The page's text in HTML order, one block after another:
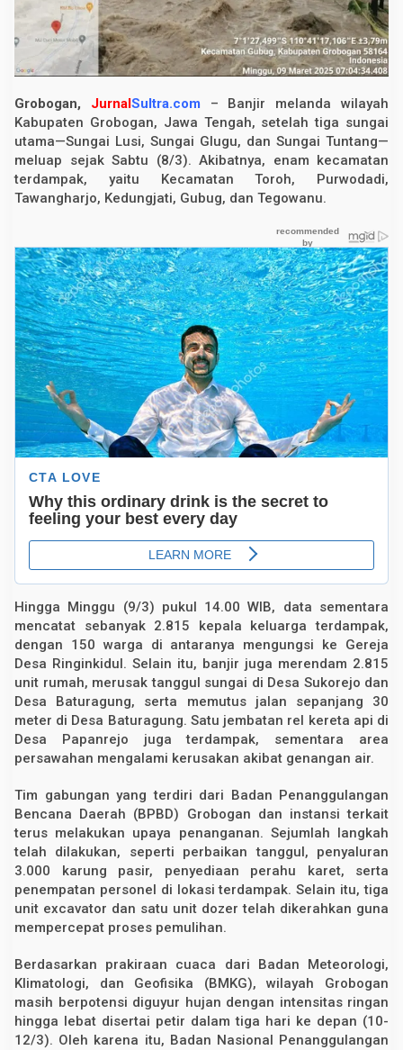
u
a
n
R
u
m
h
T
r
e
a
n
R
a
t
u
s
a
n
W
a
r
g
a
M
e
n
n
g
s
i
Grobogan, Jurnal Sultra.com – Banjir melanda wilayah
Kabupaten Grobogan, Jawa Tengah, setelah tiga sungai
utama—Sungai Lusi, Sungai Glugu, dan Sungai Tuntang—
meluap sejak Sabtu (8/3). Akibatnya, enam kecamatan
terdampak, yaitu Kecamatan Toroh, Purwodadi,
Tawangharjo, Kedungjati, Gubug, dan Tegowanu.
Hingga Minggu (9/3) pukul 14.00 WIB, data sementara
mencatat sebanyak 2.815 kepala keluarga terdampak,
dengan 150 warga di antaranya mengungsi ke Gereja
Desa Ringinkidul. Selain itu, banjir juga merendam 2.815
unit rumah, merusak tanggul sungai di Desa Sukorejo dan
Desa Baturagung, serta memutus jalan sepanjang 30
meter di Desa Baturagung. Satu jembatan rel kereta api di
Desa Papanrejo juga terdampak, sementara area
persawahan mengalami kerusakan akibat genangan air.
Tim gabungan yang terdiri dari Badan Penanggulangan
Bencana Daerah (BPBD) Grobogan dan instansi terkait
terus melakukan upaya penanganan. Sejumlah langkah
telah dilakukan, seperti perbaikan tanggul, penyaluran
3.000 karung pasir, penyediaan perahu karet, serta
penempatan personel di lokasi terdampak. Selain itu, tiga
unit excavator dan satu unit dozer telah dikerahkan guna
mempercepat proses pemulihan.
Berdasarkan prakiraan cuaca dari Badan Meteorologi,
Klimatologi, dan Geofisika (BMKG), wilayah Grobogan
masih berpotensi diguyur hujan dengan intensitas ringan
hingga lebat disertai petir dalam tiga hari ke depan (10-
12/3). Oleh karena itu, Badan Nasional Penanggulangan